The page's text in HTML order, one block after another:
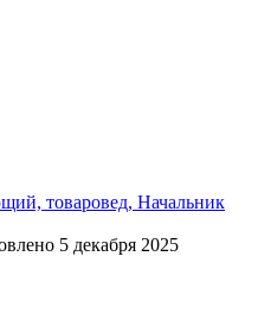
товаровед, Начальник
5 декабря 2025